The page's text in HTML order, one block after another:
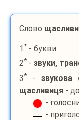
Слово
1 * - букви.
2* - звуки,
3* - звукова
щасливиця -
-
-